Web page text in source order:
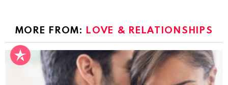
MORE FROM: LOVE & RELATIONSHIPS